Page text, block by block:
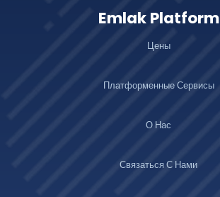
Emlak Platform
Цены
Платформенные Сервисы
О Нас
Связаться С Нами